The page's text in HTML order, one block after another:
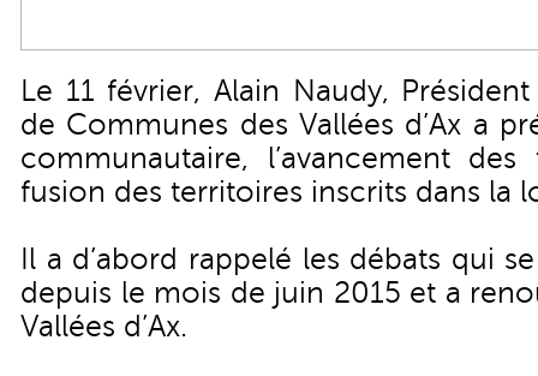
Le 11 février, Alain Naudy,
de Communes des Vallées d’Ax a
communautaire, l’avancement
fusion des territoires inscrits dans la
Il a d’abord rappelé les débats qui
depuis le mois de juin 2015 et a
Vallées d’Ax.